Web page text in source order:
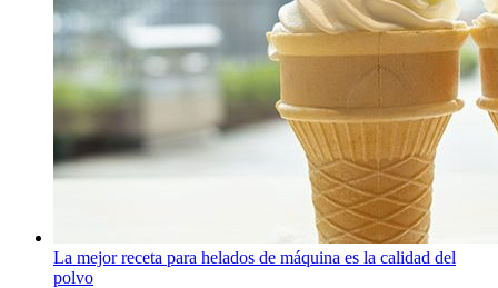
La mejor receta para helados de máquina es la calidad del
polvo